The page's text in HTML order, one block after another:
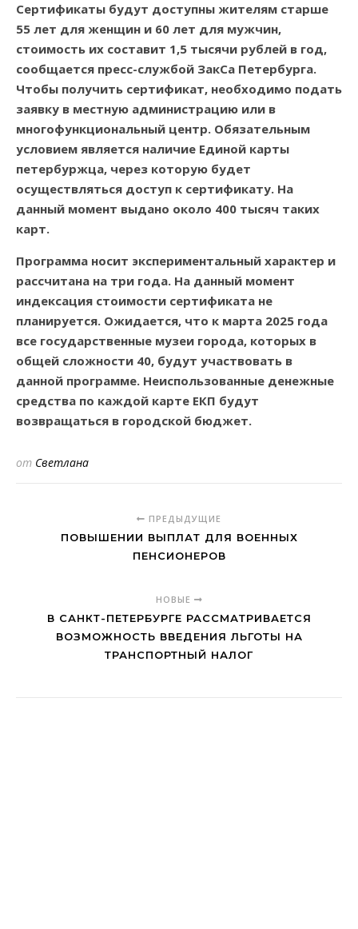
Сертификаты будут доступны жителям старше
55 лет для женщин и 60 лет для мужчин,
стоимость их составит 1,5 тысячи рублей в год,
сообщается пресс-службой ЗакСа Петербурга.
Чтобы получить сертификат, необходимо подать
заявку в местную администрацию или в
многофункциональный центр. Обязательным
условием является наличие Единой карты
петербуржца, через которую будет
осуществляться доступ к сертификату. На
данный момент выдано около 400 тысяч таких
карт.
Программа носит экспериментальный характер и
рассчитана на три года. На данный момент
индексация стоимости сертификата не
планируется. Ожидается, что к марта 2025 года
все государственные музеи города, которых в
общей сложности 40, будут участвовать в
данной программе. Неиспользованные денежные
средства по каждой карте ЕКП будут
возвращаться в городской бюджет.
от Светлана
ПРЕДЫДУЩИЕ
ПОВЫШЕНИИ ВЫПЛАТ ДЛЯ ВОЕННЫХ
ПЕНСИОНЕРОВ
НОВЫЕ
В САНКТ-ПЕТЕРБУРГЕ РАССМАТРИВАЕТСЯ
ВОЗМОЖНОСТЬ ВВЕДЕНИЯ ЛЬГОТЫ НА
ТРАНСПОРТНЫЙ НАЛОГ